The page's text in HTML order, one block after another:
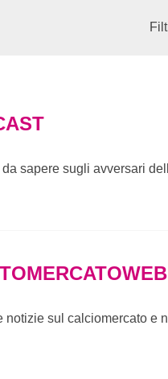
sapere sugli avversari
notizie sul calciomercato e